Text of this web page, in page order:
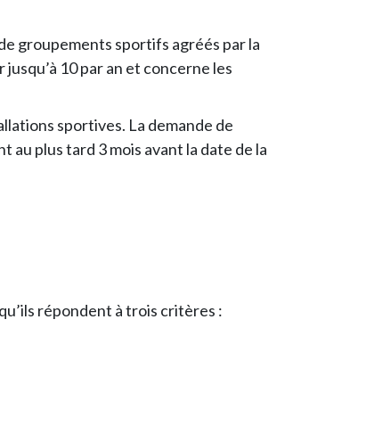
groupements sportifs agréés par la
10 par an et concerne les
sportives. La demande de
plus tard 3 mois avant la date de la
répondent à trois critères :